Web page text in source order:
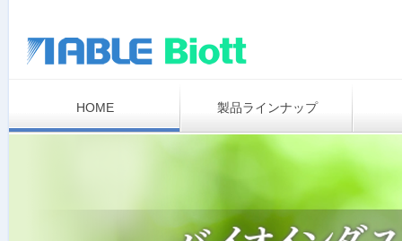
HOME 製品ラインナップ